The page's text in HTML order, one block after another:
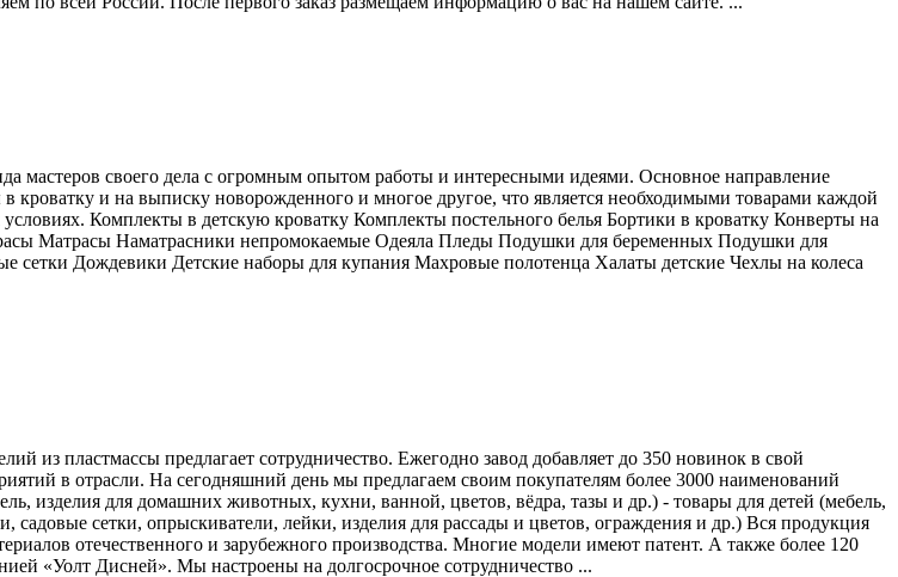
мастеров своего дела с огромным опытом работы и интересными идеями. Основное направление
и на выписку новорожденного и многое другое, что является необходимыми товарами каждой
Комплекты в детскую кроватку Комплекты постельного белья Бортики в кроватку Конверты на
Матрасы Наматрасники непромокаемые Одеяла Пледы Подушки для беременных Подушки для
Дождевики Детские наборы для купания Махровые полотенца Халаты детские Чехлы на колеса
из пластмассы предлагает сотрудничество. Ежегодно завод добавляет до 350 новинок в свой
в отрасли. На сегодняшний день мы предлагаем своим покупателям более 3000 наименований
изделия для домашних животных, кухни, ванной, цветов, вёдра, тазы и др.) - товары для детей (мебель,
сетки, опрыскиватели, лейки, изделия для рассады и цветов, ограждения и др.) Вся продукция
отечественного и зарубежного производства. Многие модели имеют патент. А также более 120
«Уолт Дисней». Мы настроены на долгосрочное сотрудничество ...